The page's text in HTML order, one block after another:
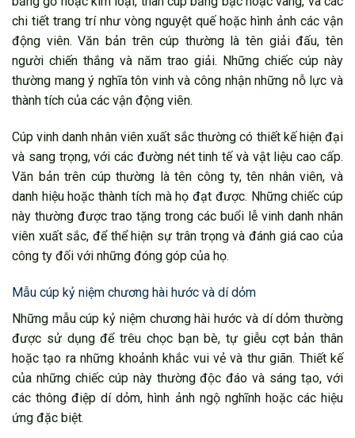
chi tiết trang trí như vòng nguyệt quế hoặc hình ảnh các vận
động viên. Văn bản trên cúp thường là tên giải đấu, tên
người chiến thắng và năm trao giải. Những chiếc cúp này
thường mang ý nghĩa tôn vinh và công nhận những nỗ lực và
thành tích của các vận động viên.
Cúp vinh danh nhân viên xuất sắc thường có thiết kế hiện đại
và sang trọng, với các đường nét tinh tế và vật liệu cao cấp.
Văn bản trên cúp thường là tên công ty, tên nhân viên, và
danh hiệu hoặc thành tích mà họ đạt được. Những chiếc cúp
này thường được trao tặng trong các buổi lễ vinh danh nhân
viên xuất sắc, để thể hiện sự trân trọng và đánh giá cao của
công ty đối với những đóng góp của họ.
Mẫu cúp kỷ niệm chương hài hước và dí dỏm
Những mẫu cúp kỷ niệm chương hài hước và dí dỏm thường
được sử dụng để trêu chọc bạn bè, tự giễu cợt bản thân
hoặc tạo ra những khoảnh khắc vui vẻ và thư giãn. Thiết kế
của những chiếc cúp này thường độc đáo và sáng tạo, với
các thông điệp dí dỏm, hình ảnh ngộ nghĩnh hoặc các hiệu
ứng đặc biệt.